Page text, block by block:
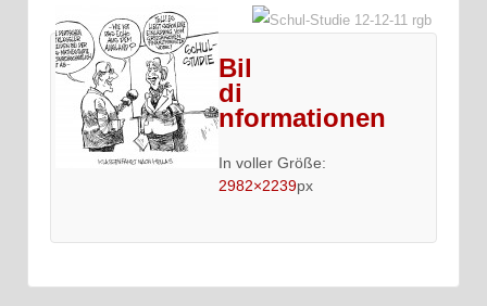
Bil
di
nformationen
In voller Größe:
2982×2239px